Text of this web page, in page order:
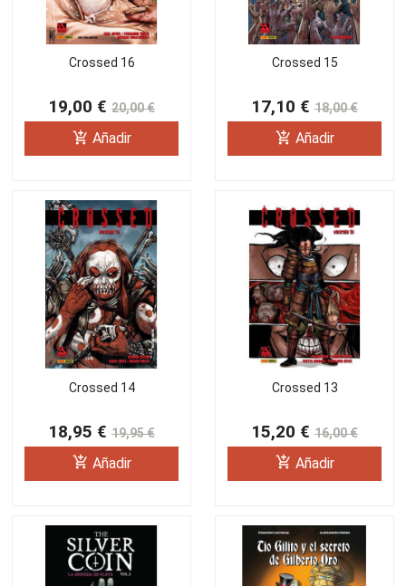
Crossed 16
19,00 € 20,00 €
add_shopping_cart Añadir
Crossed 15
17,10 € 18,00 €
add_shopping_cart Añadir
Crossed 14
18,95 € 19,95 €
add_shopping_cart Añadir
Crossed 13
15,20 € 16,00 €
add_shopping_cart Añadir